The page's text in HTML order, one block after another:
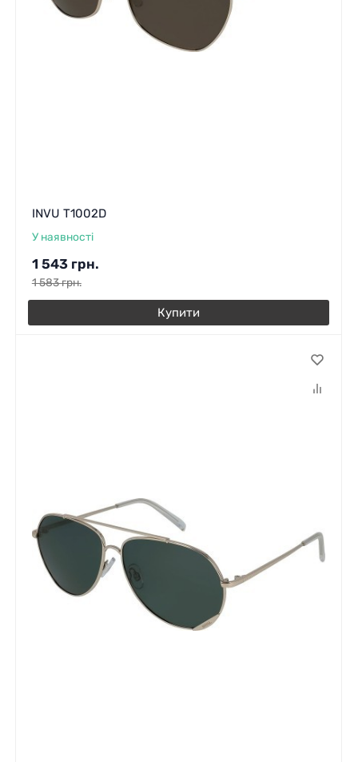
INVU T1002D
У наявності
1 543 грн.
1 583грн.
Купити